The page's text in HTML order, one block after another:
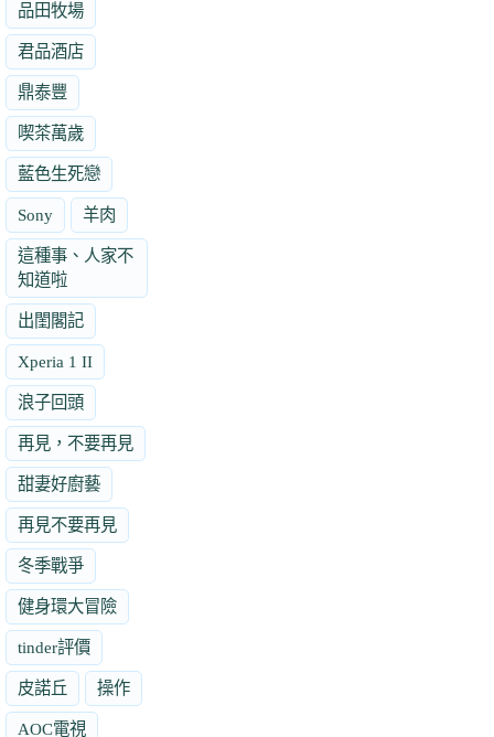
品田牧場
君品酒店
鼎泰豐
喫茶萬歲
藍色生死戀
Sony 羊肉
這種事、人家不
知道啦
出閨閣記
Xperia 1 II
浪子回頭
再見，不要再見
甜妻好廚藝
再見不要再見
冬季戰爭
健身環大冒險
tinder評價
皮諾丘 操作
AOC電視